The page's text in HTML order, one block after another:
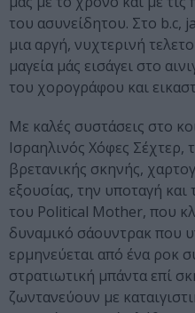
του ασυνείδητου. Στο b.c,
μια αργή, νυχτερινή
μαγεία μάς εισάγει στο
του χορογράφου και
Με καλές συστάσεις στο
Ισραηλινός Χόφες Σέχτερ,
βρετανικής σκηνής,
εξουσίας, την υποταγή
του Political Mother, που
δυναμικό σάουντρακ που
ερμηνεύεται από ένα ροκ
στρατιωτική μπάντα επί
ζωντανεύουν με